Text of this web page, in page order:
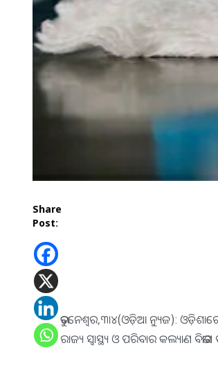
Share
Post:
ଭୁବନେଶ୍ୱର,୩।୪(ଓଡ଼ିଆ ନ୍ୟୁଜ):
ରାଜ୍ୟ ସ୍ବାସ୍ଥ୍ୟ ଓ ପରିବାର କଲ୍ୟାଣ